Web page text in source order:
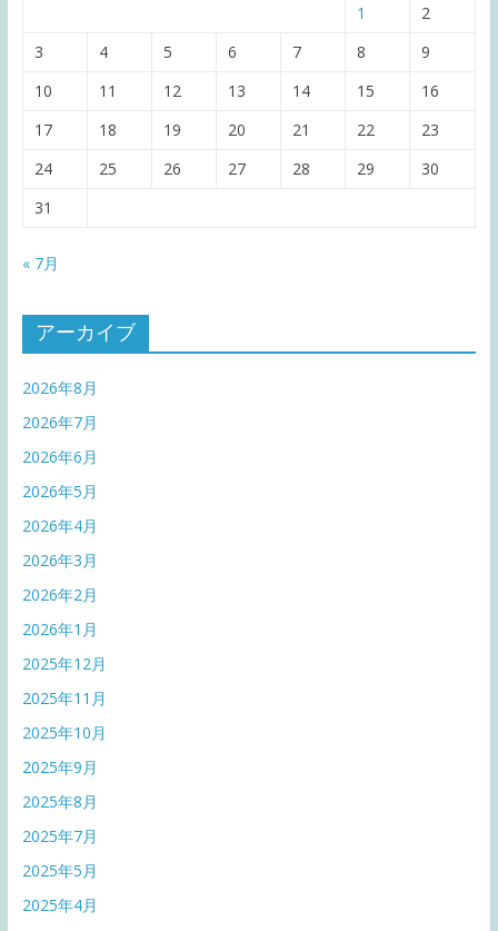
1
2
3
4 5 6 7 8
9
10
11 12 13 14 15
16
17
18 19 20 21 22
23
24
25 26 27 28 29
30
31
« 7月
アーカイブ
2026年8月
2026年7月
2026年6月
2026年5月
2026年4月
2026年3月
2026年2月
2026年1月
2025年12月
2025年11月
2025年10月
2025年9月
2025年8月
2025年7月
2025年5月
2025年4月